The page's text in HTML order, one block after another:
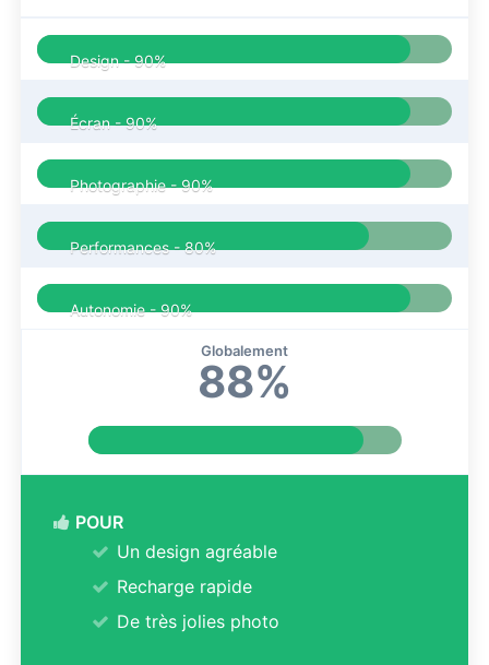
Design -90%
Écran -90%
Photographie -90%
Performances -80%
Autonomie -90%
Globalement
88%
POUR
Un design agréable
Recharge rapide
De très jolies photo